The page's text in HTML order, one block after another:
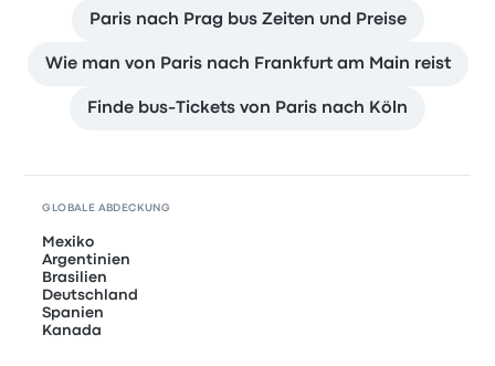
Paris nach Prag bus Zeiten und Preise
Wie man von Paris nach Frankfurt am Main reist
Finde bus-Tickets von Paris nach Köln
GLOBALE ABDECKUNG
Mexiko
Argentinien
Brasilien
Deutschland
Spanien
Kanada